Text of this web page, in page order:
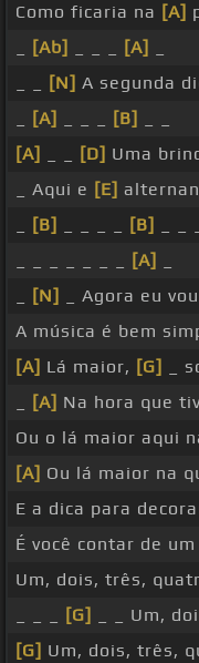
Como ficaria na [A]
[Ab] [A]
[N] A segunda
[A] [B]
[A]
[D] Uma
_ Aqui e [E]
[B] [B]
[A]
[N]
_ Agora eu
A música é bem
[A] Lá maior, [G] _
[A] Na hora que
Ou o lá maior aqui
[A] Ou lá maior na
E a dica para
É você contar de
Um, dois, três,
[G] _ _ Um,
[G] Um, dois, três,